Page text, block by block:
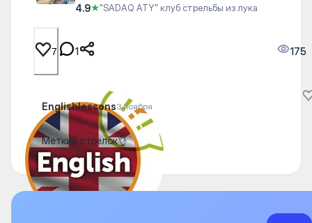
4.9★"SADAQ ATY" клуб стрельбы из лука
7 1 175
Englishlessons3 ноября
Меткий стрелок👌